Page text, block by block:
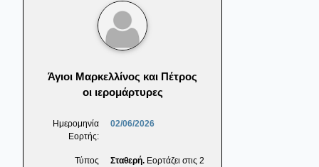
Άγιοι Μαρκελλίνος και Πέτρος
οι ιερομάρτυρες
Ημερομηνία
Εορτής:
02/06/2026
Τύπος
Σταθερή. Εορτάζει στις 2